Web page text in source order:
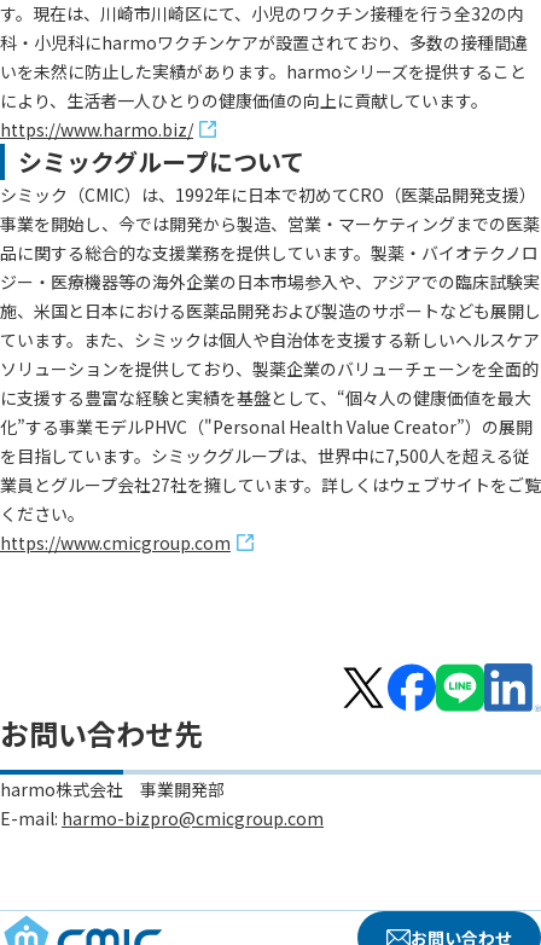
す。現在は、川崎市川崎区にて、小児のワクチン接種を行う全32の内
科・小児科にharmoワクチンケアが設置されており、多数の接種間違
いを未然に防止した実績があります。harmoシリーズを提供すること
により、生活者一人ひとりの健康価値の向上に貢献しています。
https://www.harmo.biz/
シミックグループについて
シミック（CMIC）は、1992年に日本で初めてCRO（医薬品開発支援）
事業を開始し、今では開発から製造、営業・マーケティングまでの医薬
品に関する総合的な支援業務を提供しています。製薬・バイオテクノロ
ジー・医療機器等の海外企業の日本市場参入や、アジアでの臨床試験実
施、米国と日本における医薬品開発および製造のサポートなども展開し
ています。また、シミックは個人や自治体を支援する新しいヘルスケア
ソリューションを提供しており、製薬企業のバリューチェーンを全面的
に支援する豊富な経験と実績を基盤として、“個々人の健康価値を最大
化”する事業モデルPHVC（"Personal Health Value Creator”）の展開
を目指しています。シミックグループは、世界中に7,500人を超える従
業員とグループ会社27社を擁しています。詳しくはウェブサイトをご覧
ください。
https://www.cmicgroup.com
お問い合わせ先
harmo株式会社 事業開発部
E-mail: harmo-bizpro@cmicgroup.com
お問い合わせ